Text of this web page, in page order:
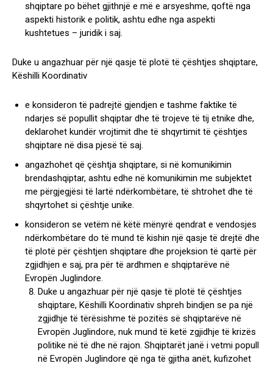
shqiptare po bëhet gjithnjë e më e arsyeshme, qoftë nga
aspekti historik e politik, ashtu edhe nga aspekti
kushtetues – juridik i saj.
Duke u angazhuar për një qasje të plotë të çështjes shqiptare,
Këshilli Koordinativ
e konsideron të padrejtë gjendjen e tashme faktike të
ndarjes së popullit shqiptar dhe të trojeve të tij etnike dhe,
deklarohet kundër vrojtimit dhe të shqyrtimit të çështjes
shqiptare në disa pjesë të saj.
angazhohet që çështja shqiptare, si në komunikimin
brendashqiptar, ashtu edhe në komunikimin me subjektet
me përgjegjësi të lartë ndërkombëtare, të shtrohet dhe të
shqyrtohet si çështje unike.
konsideron se vetëm në këtë mënyrë qendrat e vendosjes
ndërkombëtare do të mund të kishin një qasje të drejtë dhe
të plotë për çështjen shqiptare dhe projeksion të qartë për
zgjidhjen e saj, pra për të ardhmen e shqiptarëve në
Evropën Juglindore.
Duke u angazhuar për një qasje të plotë të çështjes
shqiptare, Këshilli Koordinativ shpreh bindjen se pa një
zgjidhje të tërësishme të pozitës së shqiptarëve në
Evropën Juglindore, nuk mund të ketë zgjidhje të krizës
politike në të dhe në rajon. Shqiptarët janë i vetmi popull
në Evropën Juglindore që nga të gjitha anët, kufizohet